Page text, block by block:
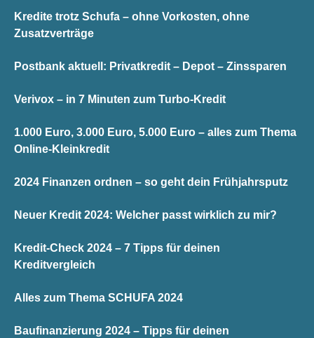
Kredite trotz Schufa – ohne Vorkosten, ohne
Zusatzverträge
Postbank aktuell: Privatkredit – Depot – Zinssparen
Verivox – in 7 Minuten zum Turbo-Kredit
1.000 Euro, 3.000 Euro, 5.000 Euro – alles zum Thema
Online-Kleinkredit
2024 Finanzen ordnen – so geht dein Frühjahrsputz
Neuer Kredit 2024: Welcher passt wirklich zu mir?
Kredit-Check 2024 – 7 Tipps für deinen
Kreditvergleich
Alles zum Thema SCHUFA 2024
Baufinanzierung 2024 – Tipps für deinen